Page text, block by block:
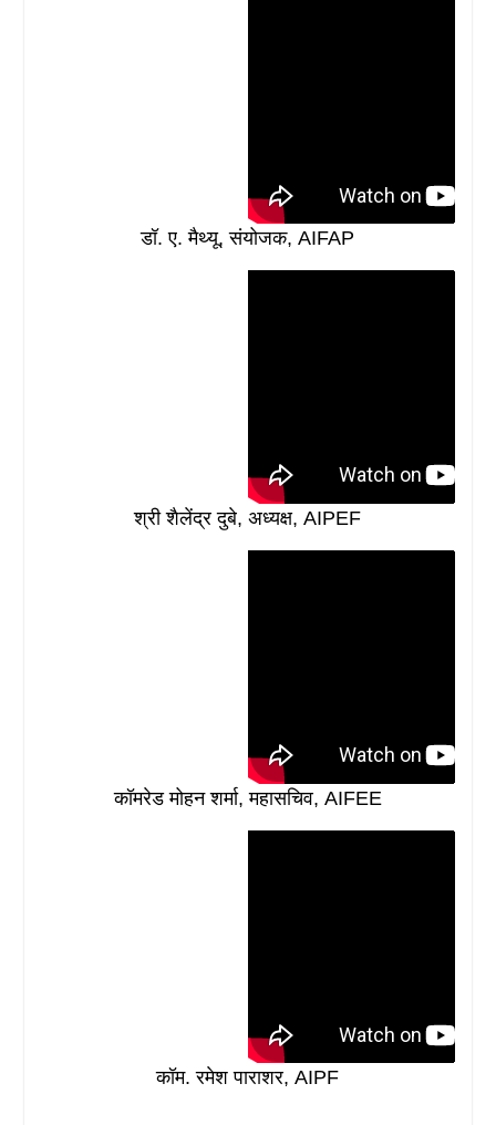
डॉ. ए. मैथ्यू, संयोजक, AIFAP
श्री शैलेंद्र दुबे, अध्यक्ष, AIPEF
कॉमरेड मोहन शर्मा, महासचिव, AIFEE
कॉम. रमेश पाराशर, AIPF